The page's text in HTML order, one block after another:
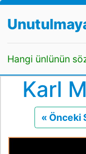
Hangi ünlünün
Karl
« Önceki